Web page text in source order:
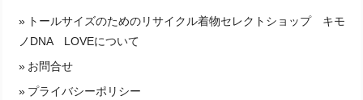
トールサイズのためのリサイクル着物セレクトショップ キモ
ノDNA LOVEについて
お問合せ
プライバシーポリシー